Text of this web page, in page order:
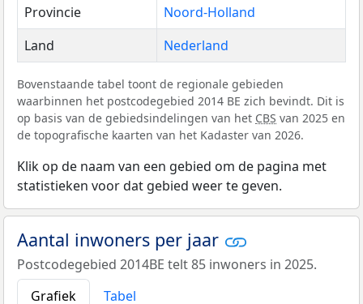
Provincie
Noord-Holland
Land
Nederland
Bovenstaande tabel toont de regionale gebieden
waarbinnen het postcodegebied 2014 BE zich bevindt. Dit is
op basis van de gebiedsindelingen van het CBS van 2025 en
de topografische kaarten van het Kadaster van 2026.
Klik op de naam van een gebied om de pagina met
statistieken voor dat gebied weer te geven.
Aantal inwoners per jaar
Postcodegebied 2014BE telt 85 inwoners in 2025.
Grafiek
Tabel